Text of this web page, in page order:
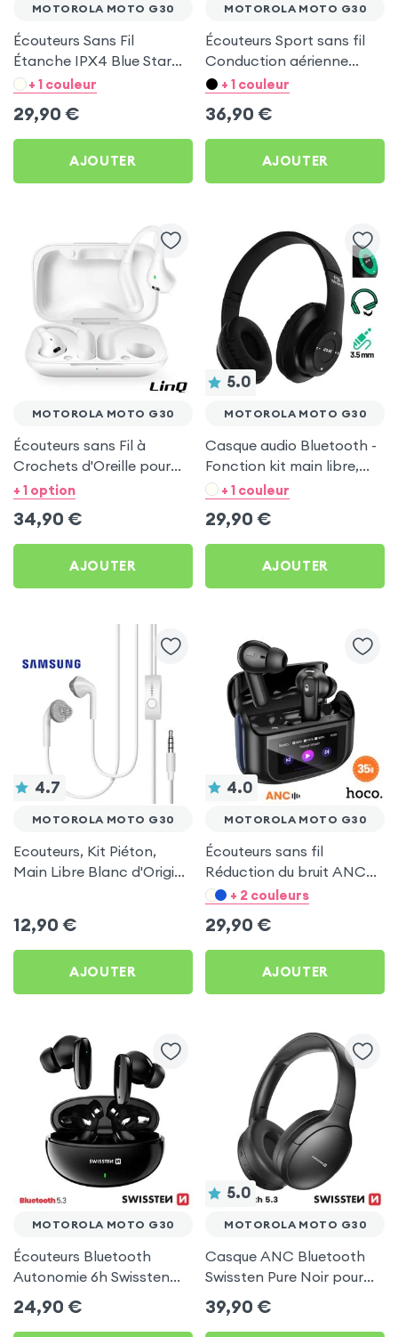
MOTOROLA MOTO G30
Écouteurs Sans Fil
Étanche IPX4 Blue Star
Noir pour Motorola Moto
+ 1 couleur
29,90 €
AJOUTER
MOTOROLA MOTO G30
Écouteurs Sport sans fil
Conduction aérienne
Swissten Run Beige pour
+ 1 couleur
36,90 €
AJOUTER
MOTOROLA MOTO G30
Écouteurs sans Fil à
Crochets d'Oreille pour
Motorola Moto G30
+ 1 option
34,90 €
AJOUTER
5.0
MOTOROLA MOTO G30
Casque audio Bluetooth -
Fonction kit main libre,
pliable - Noir pour
+ 1 couleur
29,90 €
AJOUTER
4.7
MOTOROLA MOTO G30
Ecouteurs, Kit Piéton,
Main Libre Blanc d'Origine
12,90 €
AJOUTER
4.0
MOTOROLA MOTO G30
Écouteurs sans fil
Réduction du bruit ANC
ENC - Hoco Noir pour
+ 2 couleurs
29,90 €
AJOUTER
MOTOROLA MOTO G30
Écouteurs Bluetooth
Autonomie 6h Swissten
Sonic Noir pour Motorola
Moto G30
24,90 €
5.0
MOTOROLA MOTO G30
Casque ANC Bluetooth
Swissten Pure Noir pour
Motorola Moto G30
39,90 €